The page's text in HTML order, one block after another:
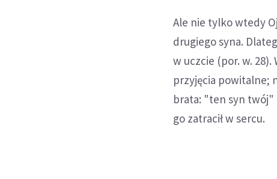
Ale nie tylko wtedy
drugiego syna.
w uczcie (por. w.
przyjęcia powitalne;
brata: "ten syn twój"
go zatracił w sercu.